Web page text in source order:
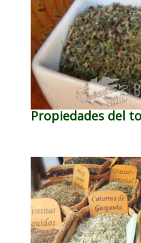
Propiedades del